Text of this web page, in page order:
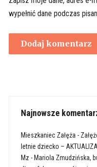
wypełnić dane podczas
Najnowsze
Mieszkaniec Załęża -
letnie dziecko –
Mz - Mariola Zmudzińska,